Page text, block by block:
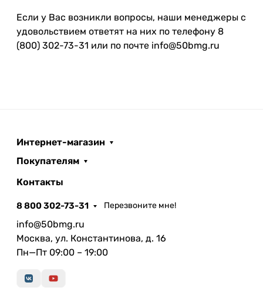
Если у Вас возникли вопросы, наши менеджеры с
удовольствием ответят на них по телефону 8
(800) 302-73-31 или по почте info@50bmg.ru
Интернет-магазин
Покупателям
Контакты
8 800 302-73-31 Перезвоните мне!
info@50bmg.ru
Москва, ул. Константинова, д. 16
Пн—Пт 09:00 – 19:00